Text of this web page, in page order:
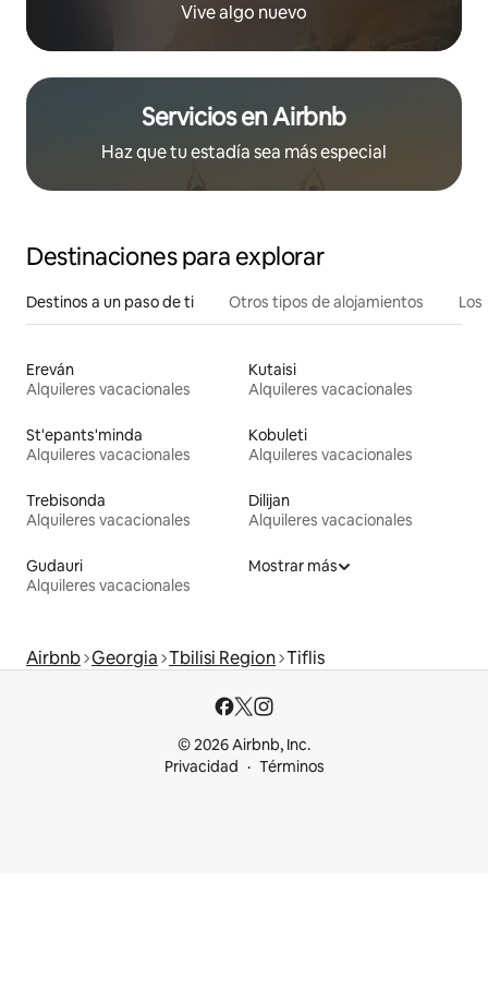
Vive algo nuevo
Servicios en Airbnb
Haz que tu estadía sea más especial
Destinaciones para explorar
Destinos a un paso de ti Otros tipos de alojamientos
Ereván
Alquileres vacacionales
Kutaisi
Alquileres vacacionales
St'epants'minda
Alquileres vacacionales
Kobuleti
Alquileres vacacionales
Trebisonda
Alquileres vacacionales
Dilijan
Alquileres vacacionales
Gudauri
Alquileres vacacionales
Mostrar más
Airbnb Georgia Tbilisi Region Tiflis
© 2026 Airbnb, Inc.
Privacidad
Términos